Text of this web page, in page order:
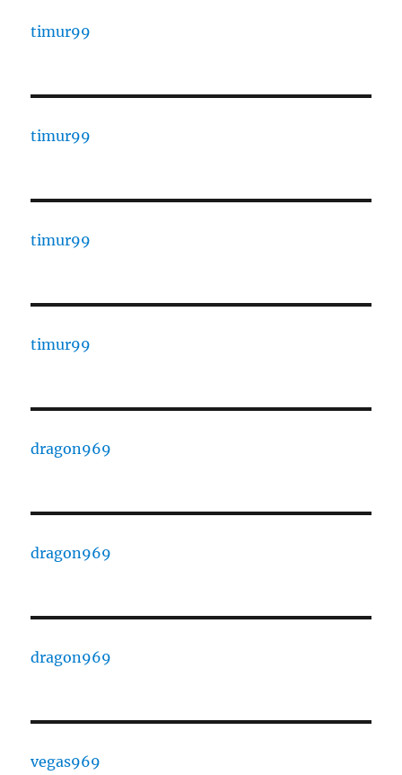
timur99
timur99
timur99
timur99
dragon969
dragon969
dragon969
vegas969